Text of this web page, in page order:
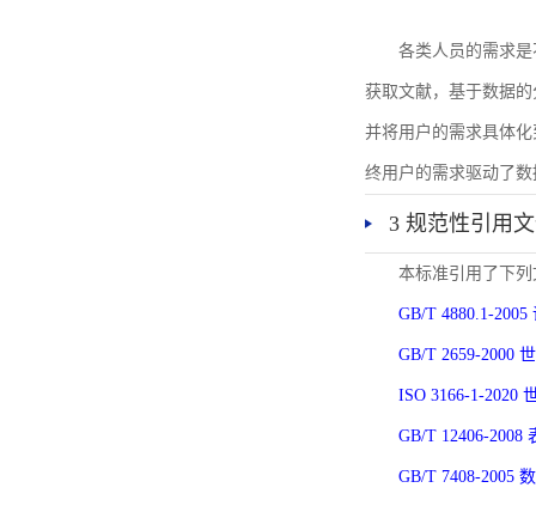
各类人员的需求
获取文献，基于数据
并将用户的需求具体
终用户的需求驱动了
3 规范性引用
本标准引用了下
GB/T 4880.1-
GB/T 2659-2000
ISO 3166-1-2020
GB/T 12406-2008
GB/T 7408-2005